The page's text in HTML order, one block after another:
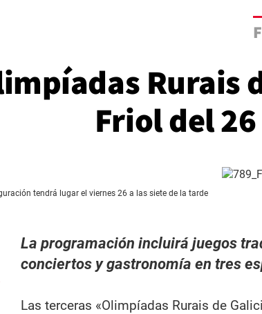
Rurais
Friol del
tendrá lugar el viernes 26 a las siete de la tarde
La programación incluirá juegos
conciertos y gastronomía en tres
Las terceras «Olimpíadas Rurais de